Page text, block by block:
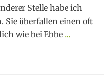
Stelle habe ich
Sie überfallen einen oft
wie bei Ebbe …